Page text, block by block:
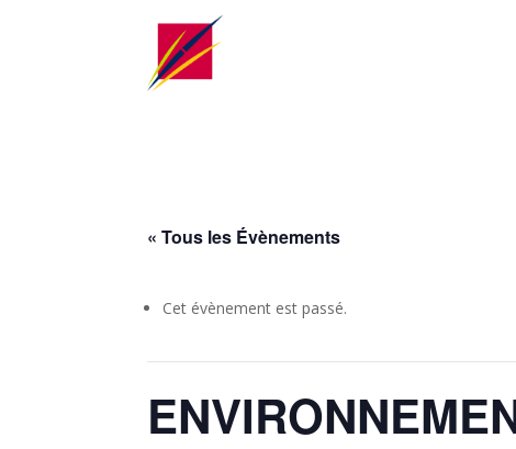
« Tous les Évènements
Cet évènement est passé.